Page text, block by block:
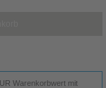
Warenkorbwert mit